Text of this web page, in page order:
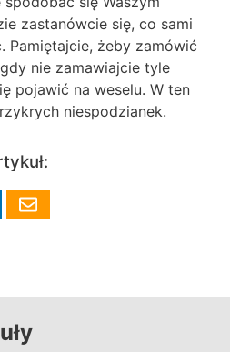
zastanówcie się, co sami
Pamiętajcie, żeby zamówić
nie zamawiajcie tyle
pojawić na weselu. W ten
niespodzianek.